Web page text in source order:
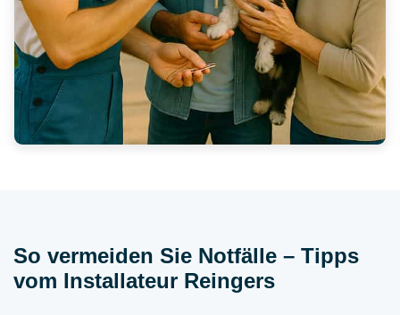
So vermeiden Sie Notfälle – Tipps
vom Installateur Reingers